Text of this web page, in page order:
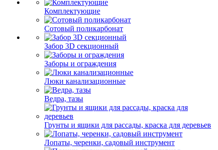
Комплектующие
Сотовый поликарбонат
Забор 3D секционный
Заборы и ограждения
Люки канализационные
Ведра, тазы
Грунты и ящики для рассады, краска для деревьев
Лопаты, черенки, садовый инструмент